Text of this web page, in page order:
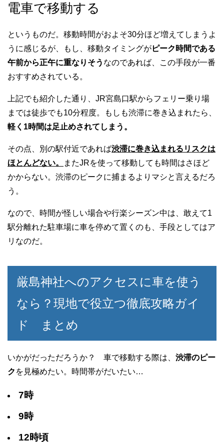
電車で移動する
というものだ。移動時間がおよそ30分ほど増えてしまうよ
うに感じるが、もし、移動タイミングがピーク時間である
午前から正午に重なりそう なのであれば、この手段が一番
おすすめされている。
上記でも紹介した通り、JR宮島口駅からフェリー乗り場
までは徒歩でも10分程度。もしも渋滞に巻き込まれたら、
軽く1時間は足止めされてしまう。
その点、別の駅付近であれば渋滞に巻き込まれるリスクは
ほとんどない。
またJRを使って移動しても時間はさほど
かからない。渋滞のピークに捕まるよりマシと言えるだろ
う。
なので、時間が怪しい場合や行楽シーズン中は、敢えて1
駅分離れた駐車場に車を停めて置くのも、手段としてはア
リなのだ。
厳島神社へのアクセスに車を使う
なら？現地で役立つ徹底攻略ガイ
ド まとめ
いかがだっただろうか？ 車で移動する際は、 渋滞のピー
ク を見極めたい。時間帯がだいたい…
7時
9時
12時頃